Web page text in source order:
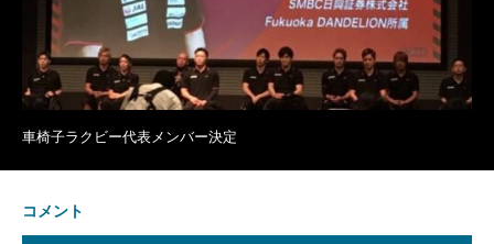
車椅子ラクビー代表メンバー決定
コメント